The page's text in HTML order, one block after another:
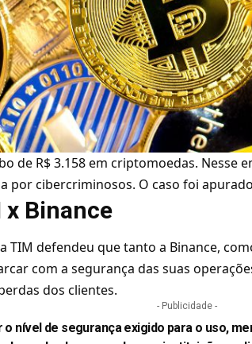
de R$ 3.158 emcriptomoedas. Nesse
por cibercriminosos. O caso foi
x Binance
TIM defendeu que tanto a Binance,
com a segurança das suas
dos clientes.
- Publicidade -
o nível de segurança exigido para o uso,